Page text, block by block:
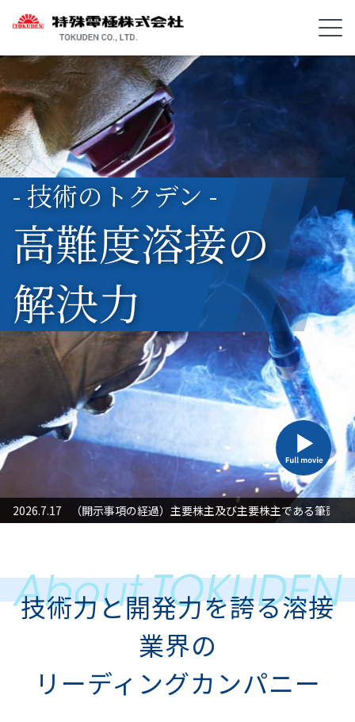
- 技術のトクデン -
高難度溶接の
解決力
対応」に関するお知らせ
2026.7.17 （開示事項の経過）主要株主及び主要株主である筆頭
技術力と開発力を誇る溶接
業界の
リーディングカンパニー